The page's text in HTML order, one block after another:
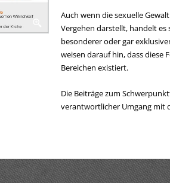
Auch wenn die sexuelle
Vergehen darstellt, handelt es
besonderer oder gar
weisen darauf hin, dass diese
Bereichen existiert.
Die Beiträge zum
verantwortlicher Umgang mit